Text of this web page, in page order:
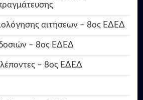
αιτήσεων – 8ος ΕΔΕΔ
– 8ος ΕΔΕΔ
– 8ος ΕΔΕΔ